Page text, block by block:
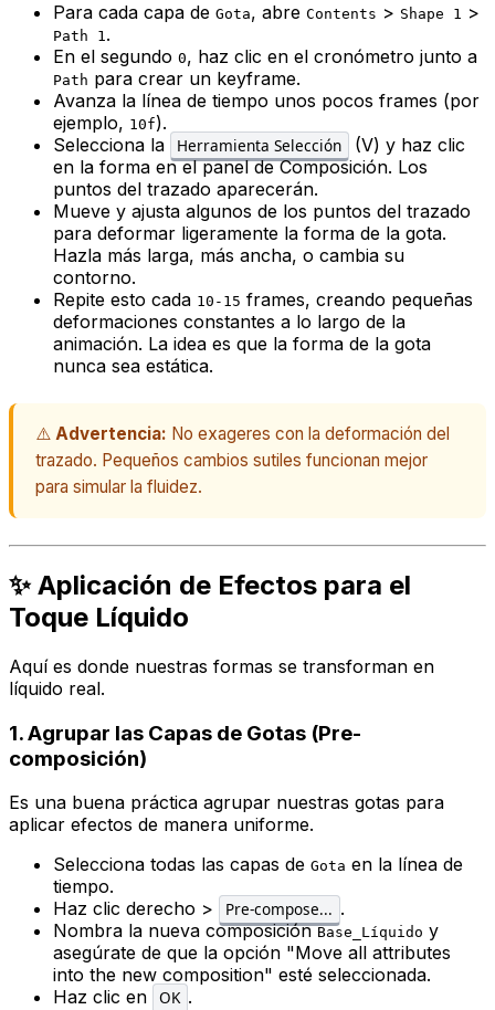
Para cada capa de Gota, abre Contents > Shape 1 >
Path 1.
En el segundo 0, haz clic en el cronómetro junto a
Path para crear un keyframe.
Avanza la línea de tiempo unos pocos frames (por
ejemplo, 10f).
Selecciona la
Herramienta Selección
(V) y haz clic
en la forma en el panel de Composición. Los
puntos del trazado aparecerán.
Mueve y ajusta algunos de los puntos del trazado
para deformar ligeramente la forma de la gota.
Hazla más larga, más ancha, o cambia su
contorno.
Repite esto cada 10-15 frames, creando pequeñas
deformaciones constantes a lo largo de la
animación. La idea es que la forma de la gota
nunca sea estática.
⚠️ Advertencia: No exageres con la deformación del
trazado. Pequeños cambios sutiles funcionan mejor
para simular la fluidez.
✨ Aplicación de Efectos para el
Toque Líquido
Aquí es donde nuestras formas se transforman en
líquido real.
1. Agrupar las Capas de Gotas (Pre-
composición)
Es una buena práctica agrupar nuestras gotas para
aplicar efectos de manera uniforme.
Selecciona todas las capas de Gota en la línea de
tiempo.
Haz clic derecho >
Pre-compose... .
Nombra la nueva composiciónBase_Líquido y
asegúrate de que la opción "Move all attributes
into the new composition" esté seleccionada.
Haz clic en
OK .